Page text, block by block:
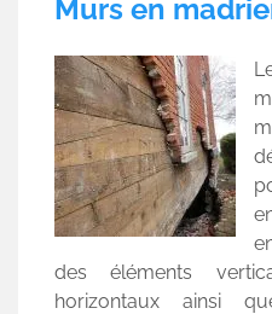
Murs en
des éléments
horizontaux ainsi